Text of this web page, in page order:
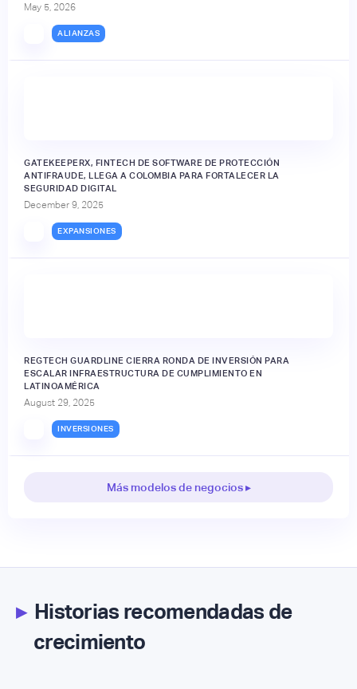
May 5, 2026
ALIANZAS
GATEKEEPERX, FINTECH DE SOFTWARE DE PROTECCIÓN
ANTIFRAUDE, LLEGA A COLOMBIA PARA FORTALECER LA
SEGURIDAD DIGITAL
December 9, 2025
EXPANSIONES
REGTECH GUARDLINE CIERRA RONDA DE INVERSIÓN PARA
ESCALAR INFRAESTRUCTURA DE CUMPLIMIENTO EN
LATINOAMÉRICA
August 29, 2025
INVERSIONES
Más modelos de negocios ▸
▸Historias recomendadas de
crecimiento